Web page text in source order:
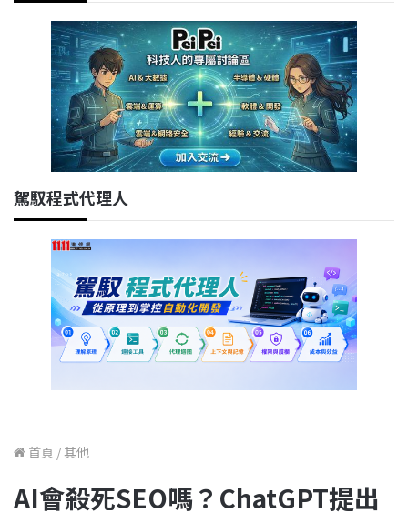
駕馭程式代理人